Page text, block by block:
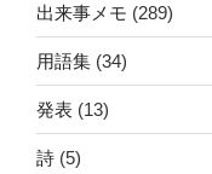
出来事メモ (289)
用語集 (34)
発表 (13)
詩 (5)